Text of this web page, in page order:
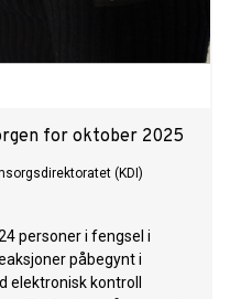
under oppfølging fra
for varig
i
for oktober 2025
(KDI)
personer i fengsel i
påbegynt i
elektronisk kontroll